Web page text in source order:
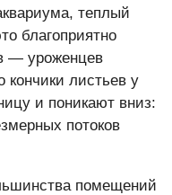
теплый
благоприятно
— уроженцев
кончики листьев у
и поникают вниз:
потоков
помещений